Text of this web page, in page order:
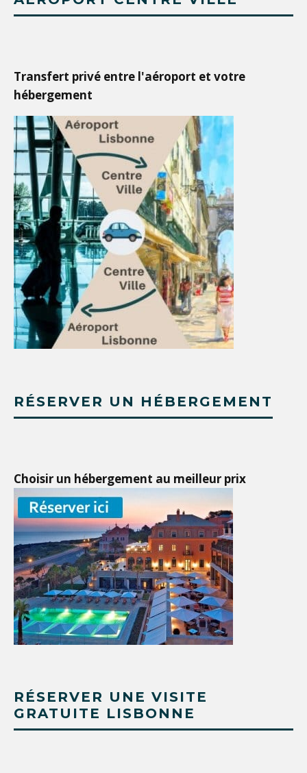
Transfert privé entre l'aéroport et votre
hébergement
RÉSERVER UN HÉBERGEMENT
Choisir un hébergement au meilleur prix
RÉSERVER UNE VISITE
GRATUITE LISBONNE